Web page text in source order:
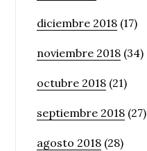
diciembre 2018 (17)
noviembre 2018 (34)
octubre 2018 (21)
septiembre 2018 (27)
agosto 2018 (28)